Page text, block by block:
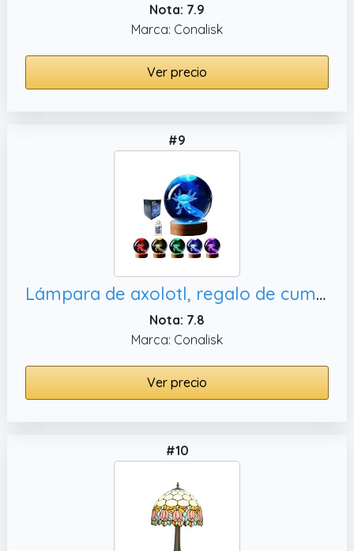
Nota: 7.9
Marca: Conalisk
Ver precio
#9
Lámpara de axolotl, regalo de cumpleaños y Navidad
Nota: 7.8
Marca: Conalisk
Ver precio
#10